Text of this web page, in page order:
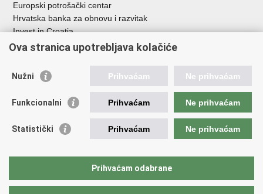
Europski potrošački centar
Hrvatska banka za obnovu i razvitak
Invest in Croatia
Europska banka za obnovu i razvoj
Središnja agencija za financiranje i ugovaranje
Institucije i javne ustanove u nadležnosti
Ministarstva
Agencija za ugljikovodike
Hrvatski zavod za norme
Hrvatska agencija za malo gospodarstvo, inovacije i investicije
Državni zavod za mjeriteljstvo
Ova stranica upotrebljava kolačiće
Nužni Prihvaćam Ne prihvaćam
Funkcionalni Prihvaćam Ne prihvaćam
Statistički Prihvaćam Ne prihvaćam
Prihvaćam odabrane